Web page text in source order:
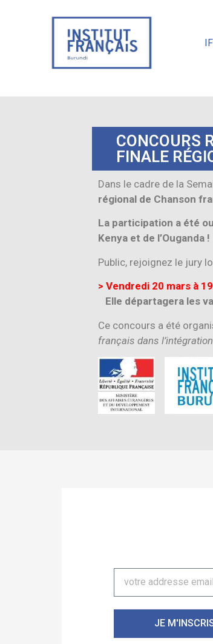
CONCOURS
FINALE
Dans le cadre de la
régional de Chanson
La participation a été
Kenya et de l’Ouganda !
Public, rejoignez le jury
> Vendredi 20 mars à
Elle départagera les
Ce concours a été
français dans
JE